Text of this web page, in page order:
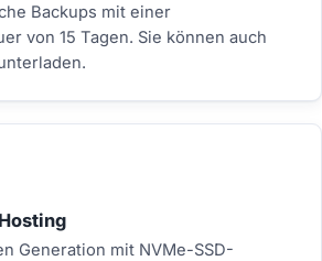
Backups mit einer
von 15 Tagen. Sie können auch
Generation mit NVMe-SSD-